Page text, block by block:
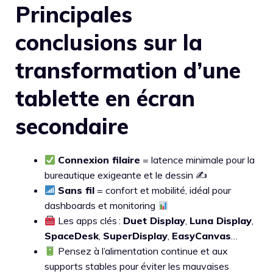
Principales
conclusions sur la
transformation d’une
tablette en écran
secondaire
Connexion filaire = latence minimale pour la
bureautique exigeante et le dessin ✍️
Sans fil = confort et mobilité, idéal pour
dashboards et monitoring
Les apps clés : Duet Display, Luna Display,
SpaceDesk, SuperDisplay, EasyCanvas…
Pensez à l’alimentation continue et aux
supports stables pour éviter les mauvaises